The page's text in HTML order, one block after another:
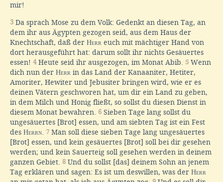
mir!
3 Da sprach Mose zu dem Volk: Gedenkt an diesen Tag, an
dem ihr aus Ägypten gezogen seid, aus dem Haus der
Knechtschaft, daß der Herr euch mit mächtiger Hand von
dort herausgeführt hat: darum sollt ihr nichts Gesäuertes
essen! 4Heute seid ihr ausgezogen, im Monat Abib. 5 Wenn
dich nun der Herr in das Land der Kanaaniter, Hetiter,
Amoriter, Hewiter und Jebusiter bringen wird, wie er es
deinen Vätern geschworen hat, um dir ein Land zu geben,
in dem Milch und Honig fließt, so sollst du diesen Dienst in
diesem Monat bewahren. 6 Sieben Tage lang sollst du
ungesäuertes [Brot] essen, und am siebten Tag ist ein Fest
des Herrn 7 Man soll diese sieben Tage lang ungesäuertes
[Brot] essen, und kein gesäuertes [Brot] soll bei dir gesehen
werden; und kein Sauerteig soll gesehen werden in deinem
ganzen Gebiet. 8 Und du sollst [das] deinem Sohn an jenem
Tag erklären und sagen: Es ist um deswillen, was der Herr